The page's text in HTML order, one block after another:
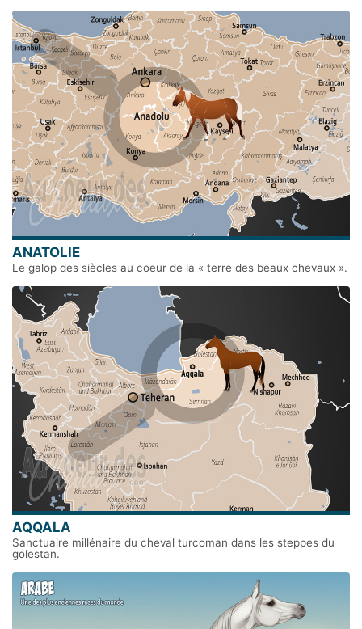
ANATOLIE
Le galop des siècles au coeur de la « terre des beaux chevaux ».
AQQALA
Sanctuaire millénaire du cheval turcoman dans les steppes du
golestan.